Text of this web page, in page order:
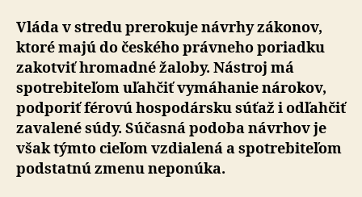
Vláda v stredu prerokuje návrhy zákonov,
ktoré majú do čes­kého práv­neho po­riadku
za­kot­viť hro­madné ža­lo­by. Nástroj má
spotrebi­teľom uľahčiť vy­má­hanie ná­ro­kov,
pod­poriť férovú hospo­dársku súťaž i odľahčiť
za­va­lené súdy. Sú­časná podoba návrhov je
však týmto cieľom vzdialená a spotrebi­teľom
pod­statnú zmenu ne­po­núka.